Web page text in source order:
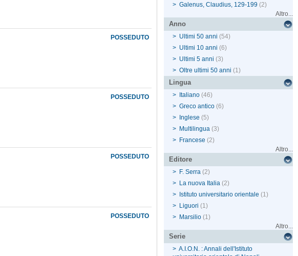
POSSEDUTO
POSSEDUTO
POSSEDUTO
POSSEDUTO
> Galenus, Claudius, 129-199 (2)
Altro...
Anno
> Ultimi 50 anni (54)
> Ultimi 10 anni (6)
> Ultimi 5 anni (3)
> Oltre ultimi 50 anni (1)
Lingua
> Italiano (46)
> Greco antico (6)
>
Inglese (5)
> Multilingua (3)
> Francese (2)
Altro...
Editore
> F. Serra (2)
> La nuova Italia (2)
>
Istituto universitario orientale (1)
> Liguori (1)
> Marsilio (1)
Altro...
Serie
> A.I.O.N. : Annali dell'Istituto